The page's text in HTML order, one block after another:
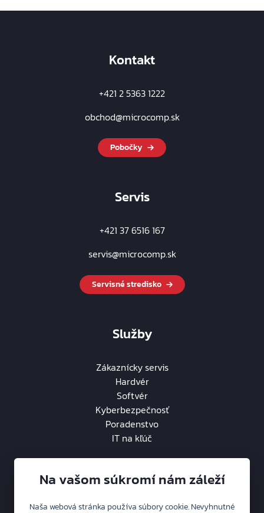
Kontakt
+421 2 5363 1222
obchod@microcomp.sk
Pobočky
Servis
+421 37 6516 167
servis@microcomp.sk
Servisné stredisko
Služby
Zákaznícky servis
Hardvér
Softvér
Kyberbezpečnosť
Poradenstvo
IT na kľúč
Na vašom súkromí nám záleží
Naša webová stránka používa súbory cookie. Nevyhnutné